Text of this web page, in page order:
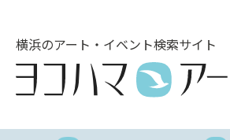
横浜のアート・イベント検索サイト